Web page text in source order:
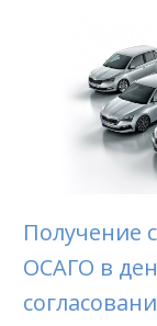
Получение
ОСАГО в